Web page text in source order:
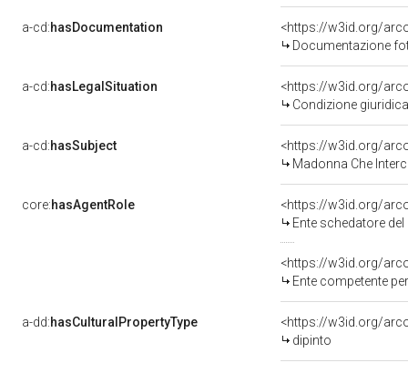
a-cd:hasDocumentation
Documentazione
a-cd:hasLegalSituation
Condizione
a-cd:hasSubject
<https://w3id.org/
Madonna Che
core:hasAgentRole
<https://w3id.org/
Ente schedatore del
<https://w3id.org/
Ente competente per tutela
a-dd:hasCulturalPropertyType
<https://w3id.org/
dipinto